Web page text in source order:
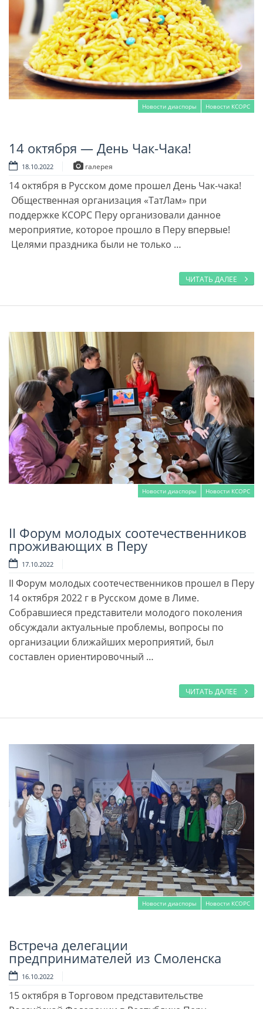
Новости диаспоры Новости КСОРС
Читать далее
14 октября — День Чак-Чака!
18.10.2022 галерея
14 октября в Русском доме прошел День Чак-чака!
Общественная организация «ТатЛам» при
поддержке КСОРС Перу организовали данное
мероприятие, которое прошло в Перу впервые!
Целями праздника были не только …
ЧИТАТЬ ДАЛЕЕ
Новости диаспоры Новости КСОРС
Читать далее
II Форум молодых соотечественников
проживающих в Перу
17.10.2022
II Форум молодых соотечественников прошел в Перу
14 октября 2022 г в Русском доме в Лиме.
Собравшиеся представители молодого поколения
обсуждали актуальные проблемы, вопросы по
организации ближайших мероприятий, был
составлен ориентировочный …
ЧИТАТЬ ДАЛЕЕ
Новости диаспоры Новости КСОРС
Читать далее
Встреча делегации
предпринимателей из Смоленска
16.10.2022
15 октября в Торговом представительстве